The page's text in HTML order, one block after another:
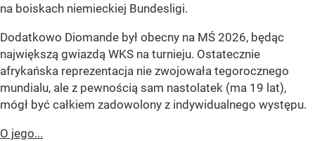
na boiskach niemieckiej Bundesligi.
Dodatkowo Diomande był obecny na MŚ 2026, będąc
największą gwiazdą WKS na turnieju. Ostatecznie
afrykańska reprezentacja nie zwojowała tegorocznego
mundialu, ale z pewnością sam nastolatek (ma 19 lat),
mógł być całkiem zadowolony z indywidualnego występu.
O jego...